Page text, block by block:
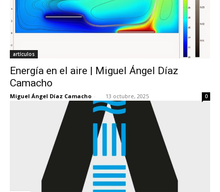
artículos
Energía en el aire | Miguel Ángel Díaz
Camacho
Miguel Ángel Díaz Camacho - 13 octubre, 2025 0